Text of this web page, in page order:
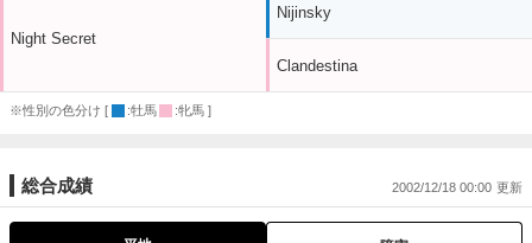
Night Secret
Nijinsky
Clandestina
※性別の色分け [ :牡馬 :牝馬 ]
総合成績 2002/12/18 00:00